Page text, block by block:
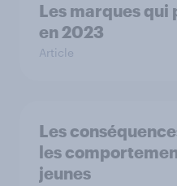
Les marques qui
en 2023
Article
Les
les
jeunes